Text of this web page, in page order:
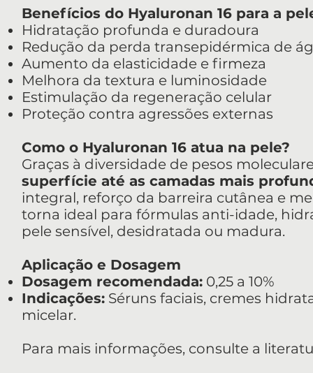
Benefícios do Hyaluronan 16 para a
Hidratação profunda e duradoura
Redução da perda transepidérmica de
Aumento da elasticidade e firmeza
Melhora da textura e luminosidade
Estimulação da regeneração celular
Proteção contra agressões externas
Como o Hyaluronan 16 atua na pele?
Graças à diversidade de pesos
superfície até as camadas mais
integral, reforço da barreira cutânea e
torna ideal para fórmulas anti-idade,
pele sensível, desidratada ou madura.
Aplicação e Dosagem
Dosagem recomendada: 0,25 a 10%
Indicações: Séruns faciais, cremes
micelar.
Para mais informações, consulte a